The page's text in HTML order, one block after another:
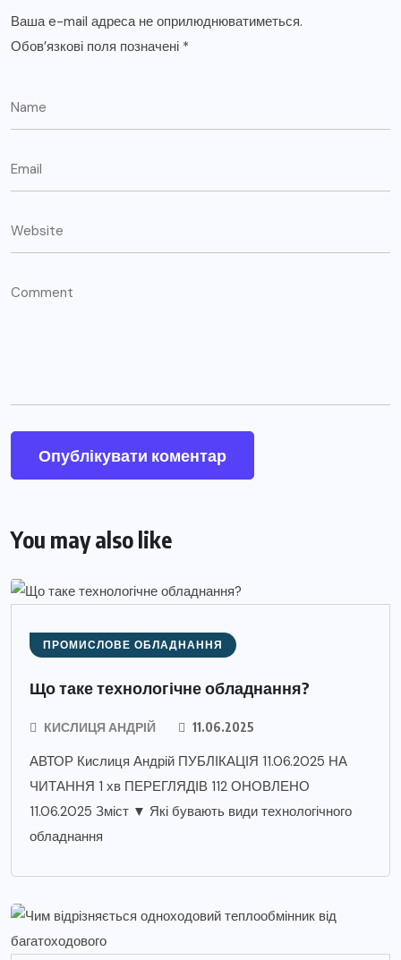
Ваша e-mail адреса не оприлюднюватиметься.
Обов’язкові поля позначені *
You may also like
ПРОМИСЛОВЕ ОБЛАДНАННЯ
Що таке технологічне обладнання?
КИСЛИЦЯ АНДРІЙ 11.06.2025
АВТОР Кислиця Андрій ПУБЛІКАЦІЯ 11.06.2025 НА
ЧИТАННЯ 1 хв ПЕРЕГЛЯДІВ 112 ОНОВЛЕНО
11.06.2025 Зміст ▼ Які бувають види технологічного
обладнання